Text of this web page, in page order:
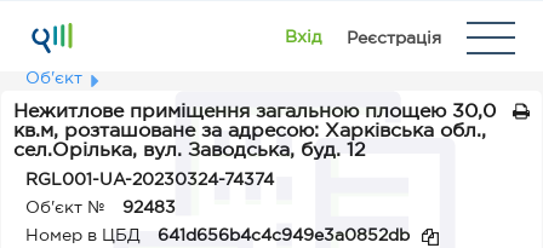
Вхід Реєстрація
Об'єкт
Нежитлове приміщення загальною площею 30,0
кв.м, розташоване за адресою: Харківська обл.,
сел.Орілька, вул. Заводська, буд. 12
RGL001-UA-20230324-74374
Об'єкт №
92483
Номер в ЦБД
641d656b4c4c949e3a0852db